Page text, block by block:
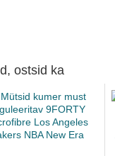
ostsid ka